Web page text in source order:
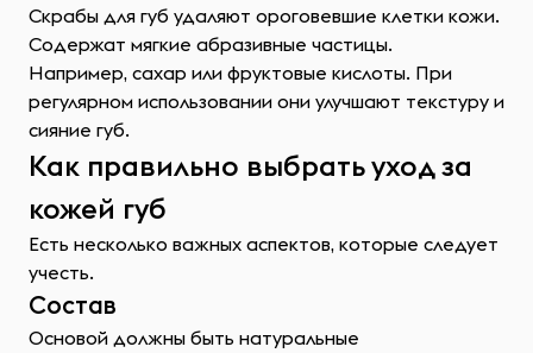
Скрабы для губ удаляют ороговевшие клетки кожи.
Содержат мягкие абразивные частицы.
Например, сахар или фруктовые кислоты. При
регулярном использовании они улучшают текстуру и
сияние губ.
Как правильно выбрать уход за
кожей губ
Есть несколько важных аспектов, которые следует
учесть.
Состав
Основой должны быть натуральные